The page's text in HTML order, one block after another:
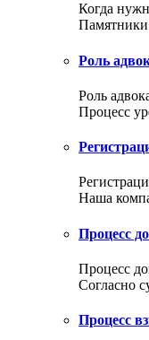
Когда
Памятники
Роль
Роль
Процесс
Наша
Процесс
Процесс
Согласно
Процесс